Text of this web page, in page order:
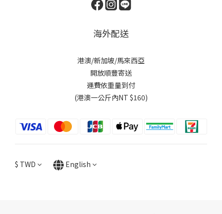
海外配送
港澳/新加坡/馬來西亞
開放順豐寄送
運費依重量到付
(港澳一公斤內NT $160)
$ TWD English